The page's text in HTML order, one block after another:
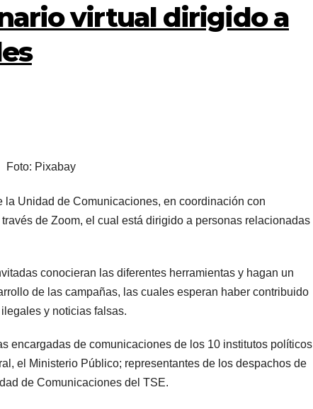
virtual dirigido a
Foto: Pixabay
la Unidad de Comunicaciones, en coordinación con
de Zoom, el cual está dirigido a personas relacionadas
conocieran las diferentes herramientas y hagan un
de las campañas, las cuales esperan haber contribuido
y noticias falsas.
encargadas de comunicaciones de los 10 institutos políticos
el Ministerio Público; representantes de los despachos de
de Comunicaciones del TSE.